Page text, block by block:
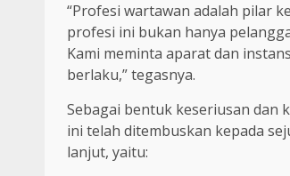
“Profesi wartawan adalah pilar
profesi ini bukan hanya
Kami meminta aparat dan
berlaku,” tegasnya.
Sebagai bentuk keseriusan dan
ini telah ditembuskan kepada
lanjut, yaitu: